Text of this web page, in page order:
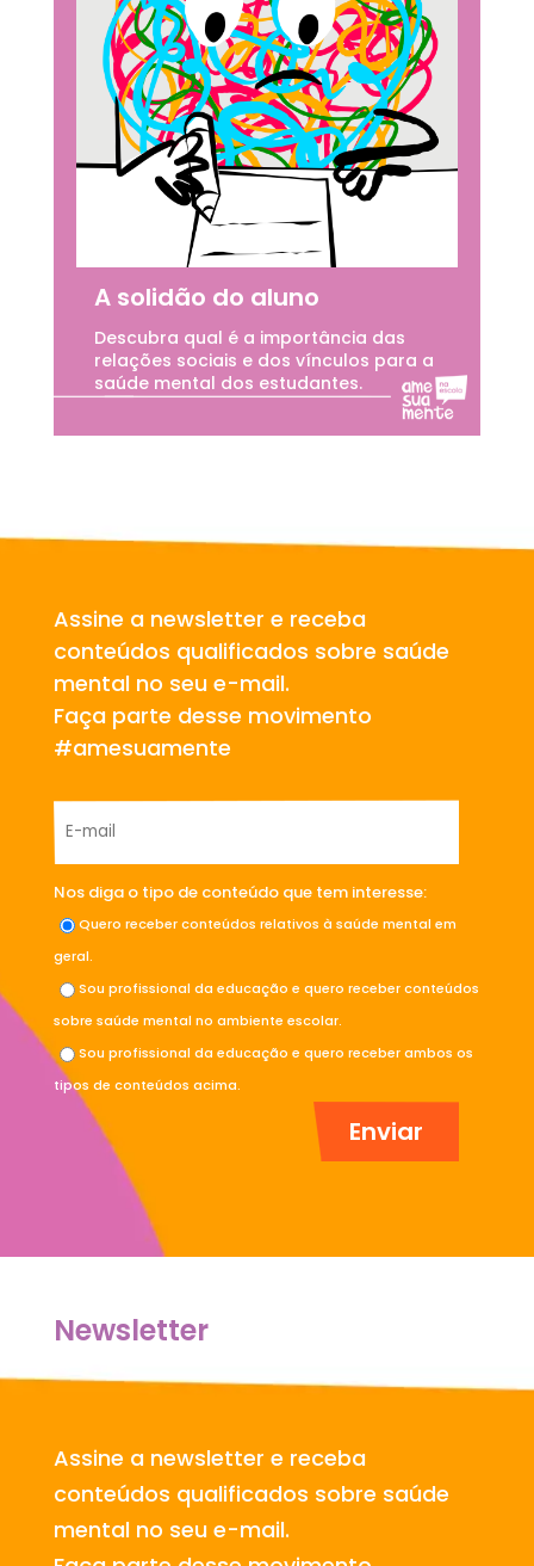
A solidão do aluno
Descubra qual é a importância das
relações sociais e dos vínculos para a
saúde mental dos estudantes.
Assine a newsletter e receba
conteúdos qualificados sobre saúde
mental no seu e-mail.
Faça parte desse movimento
#amesuamente
Nos diga o tipo de conteúdo que tem interesse:
Quero receber conteúdos relativos à saúde mental em
geral.
Sou profissional da educação e quero receber conteúdos
sobre saúde mental no ambiente escolar.
Sou profissional da educação e quero receber ambos os
tipos de conteúdos acima.
Newsletter
Assine a newsletter e receba
conteúdos qualificados sobre saúde
mental no seu e-mail.